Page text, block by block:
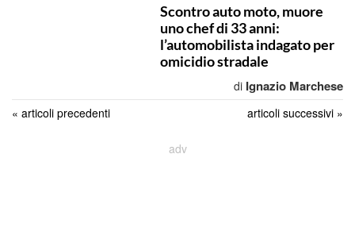
Scontro auto moto, muore
uno chef di 33 anni:
l’automobilista indagato per
omicidio stradale
di Ignazio Marchese
« articoli precedenti articoli successivi »